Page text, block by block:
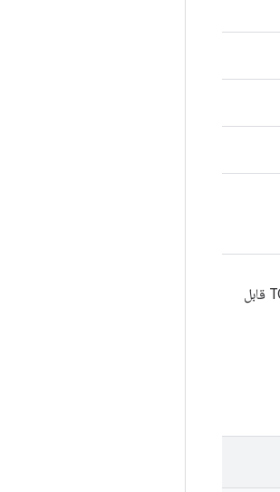
زمانی اجرا می‌شود که یک دستگاه دیگر از طریق نوع انتقال خود قابل دسترسی نباشد، مثلاً اگر دستگاه دیگر از طریق USB یا اتصال TCP/IP قابل